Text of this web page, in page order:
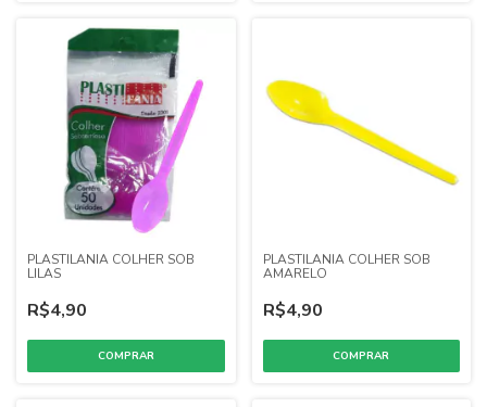
PLASTILANIA COLHER SOB
LILAS
R$4,90
PLASTILANIA COLHER SOB
AMARELO
R$4,90